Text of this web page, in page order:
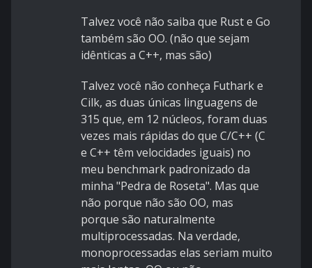
Talvez você não saiba que Rust e Go
também são OO. (não que sejam
idênticas a C++, mas são)
Talvez você não conheça Futhark e
Cilk, as duas únicas linguagens de
315 que, em 12 núcleos, foram duas
vezes mais rápidas do que C/C++ (C
e C++ têm velocidades iguais) no
meu benchmark padronizado da
minha "Pedra de Roseta". Mas que
não porque não são OO, mas
porque são naturalmente
multiprocessadas. Na verdade,
monoprocessadas elas seriam muito